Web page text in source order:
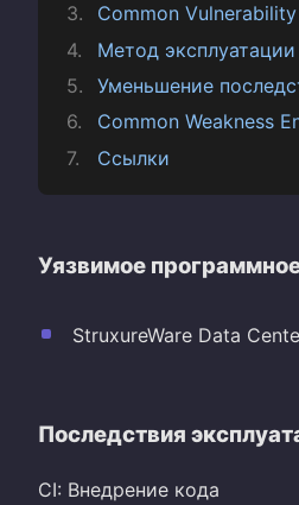
Common
Метод эксплуатации
Уменьшение
Common Weakness
Ссылки
Уязвимое
StruxureWare Data
Последствия
CI: Внедрение кода